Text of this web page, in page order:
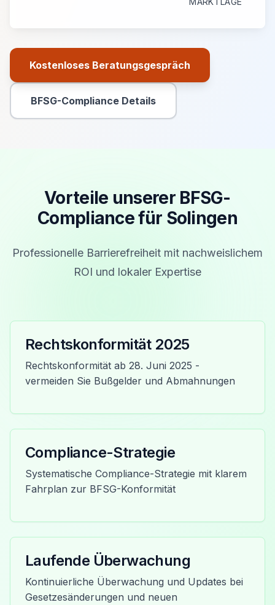
Kostenloses Beratungsgespräch
Primäre Aktion
BFSG-Compliance Details
Sekundäre Aktion
Vorteile unserer BFSG-
Compliance für Solingen
Professionelle Barrierefreiheit mit nachweislichem
ROI und lokaler Expertise
Rechtskonformität 2025
Rechtskonformität ab 28. Juni 2025 -
vermeiden Sie Bußgelder und Abmahnungen
Compliance-Strategie
Systematische Compliance-Strategie mit klarem
Fahrplan zur BFSG-Konformität
Laufende Überwachung
Kontinuierliche Überwachung und Updates bei
Gesetzesänderungen und neuen